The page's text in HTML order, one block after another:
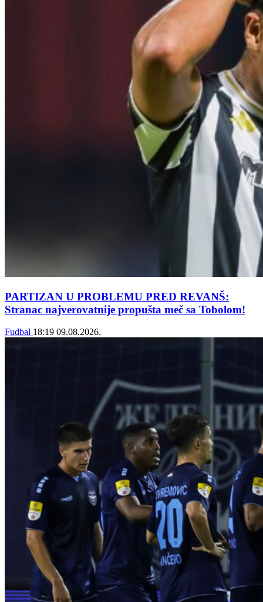
PARTIZAN U PROBLEMU PRED REVANŠ:
Stranac najverovatnije propušta meč sa Tobolom!
Fudbal 18:19 09.08.2026.